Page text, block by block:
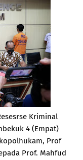
Kriminal
4 (Empat)
Prof
Prof. Mahfud